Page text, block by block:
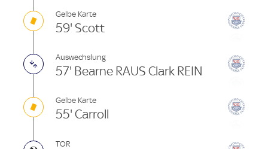
Gelbe Karte
59' Scott
Auswechslung
57' Bearne RAUS Clark REIN
Gelbe Karte
55' Carroll
TOR